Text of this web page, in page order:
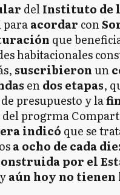
delInstituto de
paraacordar con
que
habitacionales
suscribieronun
endos etapas,
de presupuesto y la
progrma
indicó que se
a ocho de cada
por el
aún hoy no